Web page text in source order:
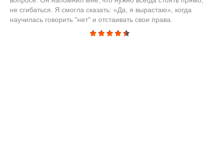
не сгибаться. Я смогла сказать: «Да, я вырастаю», когда
научилась говорить "нет" и отстаивать свои права.